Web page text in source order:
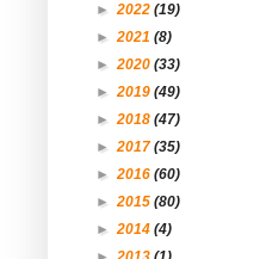
►2022 (19)
►2021 (8)
►2020 (33)
►2019 (49)
►2018 (47)
►2017 (35)
►2016 (60)
►2015 (80)
►2014 (4)